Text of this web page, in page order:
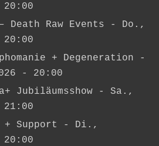
Death Raw Events - Do.,
+ Degeneration -
- 20:00
Jubiläumsshow- Sa.,
+ Support
- Di.,